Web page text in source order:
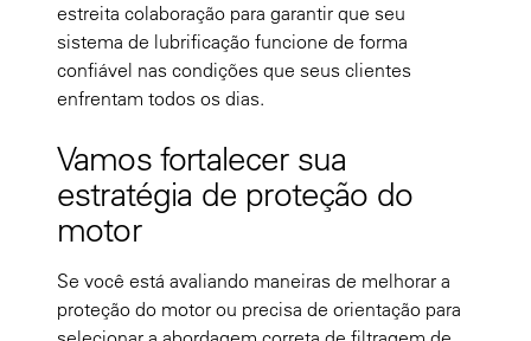
estreita colaboração para garantir que seu
sistema de lubrificação funcione de forma
confiável nas condições que seus clientes
enfrentam todos os dias.
Vamos fortalecer sua
estratégia de proteção do
motor
Se você está avaliando maneiras de melhorar a
proteção do motor ou precisa de orientação para